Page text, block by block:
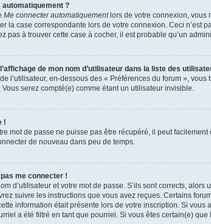
?
Me connecter automatiquementlors de votre connexion, vous
la case correspondante lors de votre connexion. Ceci n’est
pas à trouver cette case à cocher, il est probable qu’un
de mon nom d’utilisateur dans la liste des
l’utilisateur, en-dessous des « Préférences du forum », vous
serez compté(e) comme étant un utilisateur invisible.
!
mot de passe ne puisse pas être récupéré, il peut
de nouveau dans peu de temps.
me connecter !
d’utilisateur et votre mot de passe. S’ils sont corrects,
suivre les instructions que vous avez reçues. Certains
information était présente lors de votre inscription. Si
a été filtré en tant que pourriel. Si vous êtes certain(e)